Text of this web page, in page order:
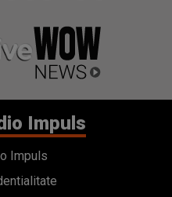
Impuls
Impuls